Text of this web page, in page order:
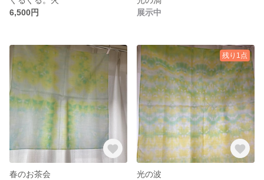
6,500円
展示中
春のお茶会
残り1点
光の波